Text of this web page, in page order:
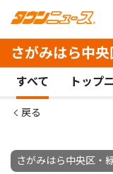
さがみはら中
すべて トップ
戻る
さがみはら中央区・